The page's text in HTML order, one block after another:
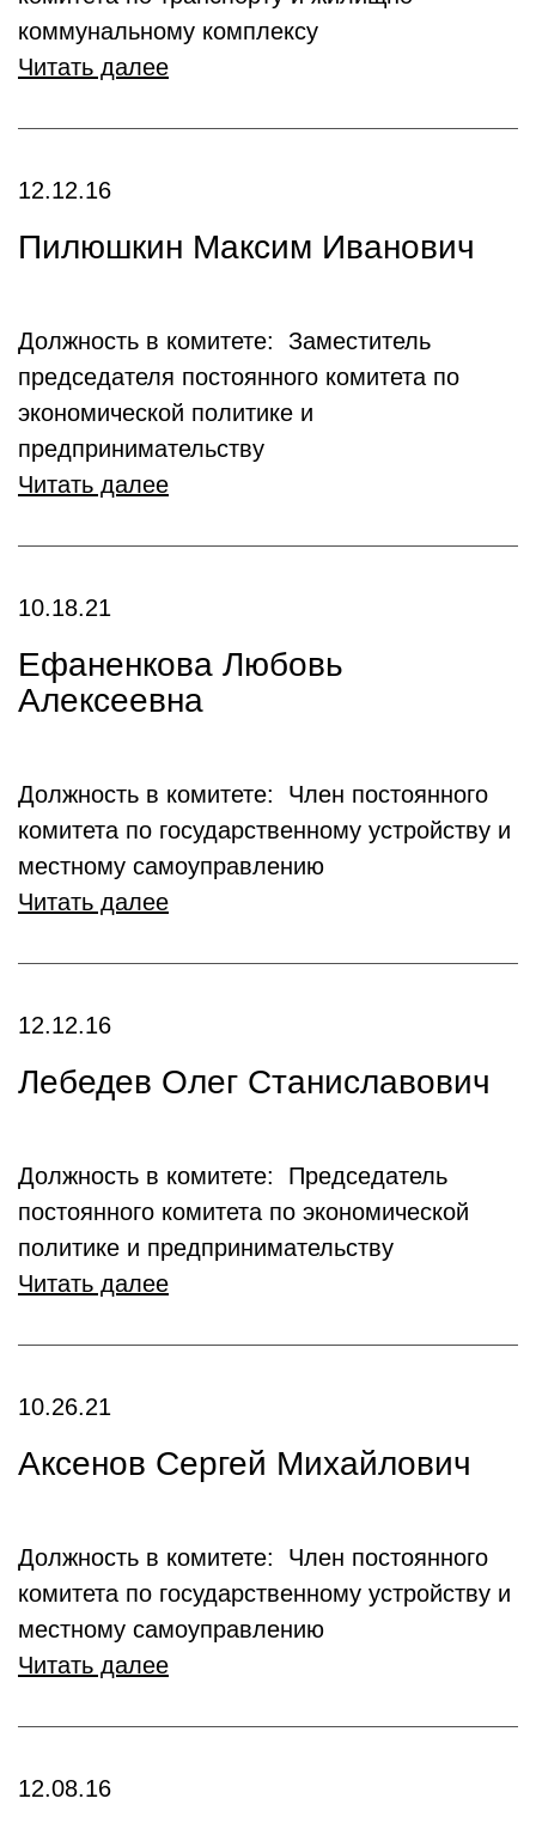
коммунальному комплексу
Читать далее
12.12.16
Пилюшкин Максим Иванович
Должность в комитете: Заместитель
председателя постоянного комитета по
экономической политике и
предпринимательству
Читать далее
10.18.21
Ефаненкова Любовь
Алексеевна
Должность в комитете: Член постоянного
комитета по государственному устройству и
местному самоуправлению
Читать далее
12.12.16
Лебедев Олег Станиславович
Должность в комитете: Председатель
постоянного комитета по экономической
политике и предпринимательству
Читать далее
10.26.21
Аксенов Сергей Михайлович
Должность в комитете: Член постоянного
комитета по государственному устройству и
местному самоуправлению
Читать далее
12.08.16